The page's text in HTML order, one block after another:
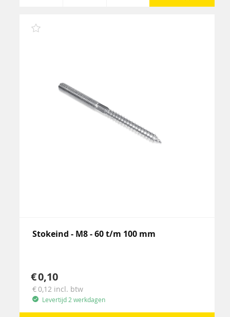
Stokeind - M8 - 60 t/m 100 mm
0,10
0,12 incl. btw
Levertijd 2 werkdagen